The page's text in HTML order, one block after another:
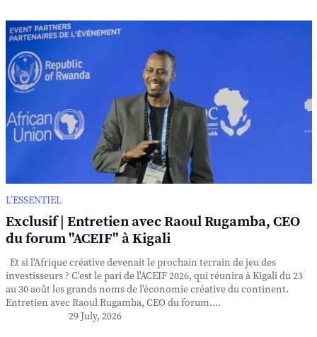
L’ESSENTIEL
Exclusif | Entretien avec Raoul Rugamba, CEO
du forum "ACEIF" à Kigali
Et si l'Afrique créative devenait le prochain terrain de jeu des
investisseurs ? C'est le pari de l'ACEIF 2026, qui réunira à Kigali du 23
au 30 août les grands noms de l'économie créative du continent.
Entretien avec Raoul Rugamba, CEO du forum....
29 July, 2026